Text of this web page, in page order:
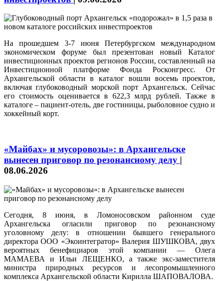
На прошедшем 3-7 июня Петербургском международном
экономическом форуме был презентован новый Каталог
инвестиционных проектов регионов России, составленный на
Инвестиционной платформе Фонда Росконгресс. От
Архангельской области в каталог вошли восемь проектов,
включая глубоководный морской порт Архангельск. Сейчас
его стоимость оценивается в 622,3 млрд рублей. Также в
каталоге – пациент-отель, две гостиницы, рыболовное судно и
хоккейный корт.
«Майбах» и мусоровозы»: в Архангельске
вынесен приговор по резонансному делу |
08.06.2026
Сегодня, 8 июня, в Ломоносовском районном суде
Архангельска огласили приговор по резонансному
уголовному делу: в отношении бывшего генерального
директора ООО «Экоинтегратор» Валерия ШУШКОВА, двух
вероятных бенефициаров этой компании — Олега
МАМАЕВА и Ильи ЛЕЩЕНКО, а также экс-заместителя
министра природных ресурсов и лесопромышленного
комплекса Архангельской области Кирилла ШАПОВАЛОВА.